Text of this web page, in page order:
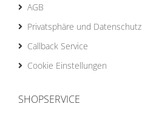
AGB
Privatsphäre und Datenschutz
Callback Service
Cookie Einstellungen
SHOPSERVICE